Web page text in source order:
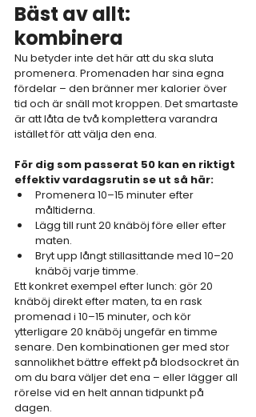
Bäst av allt:
kombinera
Nu betyder inte det här att du ska sluta
promenera. Promenaden har sina egna
fördelar – den bränner mer kalorier över
tid och är snäll mot kroppen. Det smartaste
är att låta de två komplettera varandra
istället för att välja den ena.
För dig som passerat 50 kan en riktigt
effektiv vardagsrutin se ut så här:
Promenera 10–15 minuter efter
måltiderna.
Lägg till runt 20 knäböj före eller efter
maten.
Bryt upp långt stillasittande med 10–20
knäböj varje timme.
Ett konkret exempel efter lunch: gör 20
knäböj direkt efter maten, ta en rask
promenad i 10–15 minuter, och kör
ytterligare 20 knäböj ungefär en timme
senare. Den kombinationen ger med stor
sannolikhet bättre effekt på blodsockret än
om du bara väljer det ena – eller lägger all
rörelse vid en helt annan tidpunkt på
dagen.